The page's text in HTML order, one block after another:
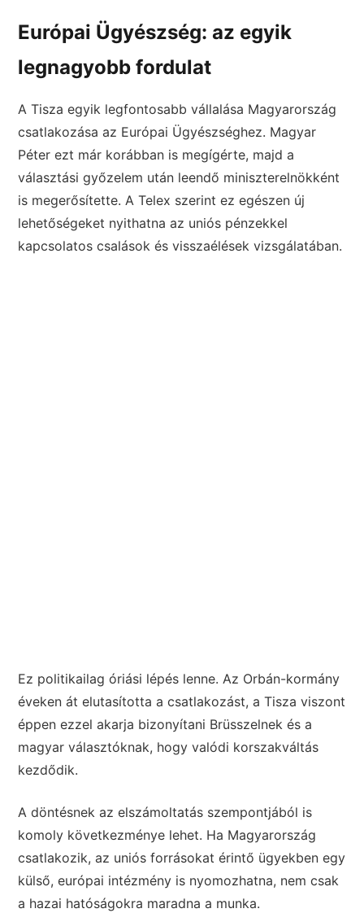
Európai Ügyészség: az egyik
legnagyobb fordulat
A Tisza egyik legfontosabb vállalása Magyarország
csatlakozása az Európai Ügyészséghez. Magyar
Péter ezt már korábban is megígérte, majd a
választási győzelem után leendő miniszterelnökként
is megerősítette. A Telex szerint ez egészen új
lehetőségeket nyithatna az uniós pénzekkel
kapcsolatos csalások és visszaélések vizsgálatában.
Ez politikailag óriási lépés lenne. Az Orbán-kormány
éveken át elutasította a csatlakozást, a Tisza viszont
éppen ezzel akarja bizonyítani Brüsszelnek és a
magyar választóknak, hogy valódi korszakváltás
kezdődik.
A döntésnek az elszámoltatás szempontjából is
komoly következménye lehet. Ha Magyarország
csatlakozik, az uniós forrásokat érintő ügyekben egy
külső, európai intézmény is nyomozhatna, nem csak
a hazai hatóságokra maradna a munka.